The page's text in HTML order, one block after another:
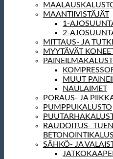
MAANTIIVISTÄJÄT
1-
2-
MITTAUS- JA
MYYTÄVÄT
MUUT
NAULAIMET
PORAUS- JA
PUMPPUKALUSTO
RAUDOITUS-
SÄHKÖ- JA